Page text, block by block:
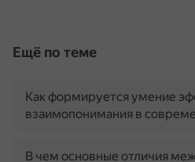
Ещё по теме
Как формируется умение
взаимопонимания в
В чем основные отличия